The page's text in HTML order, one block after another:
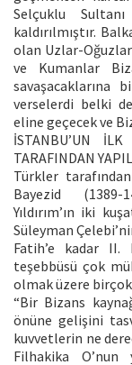
Selçuklu
kaldırılmıştır.
olan Uzlar-
ve Kumanlar
savaşacaklarına
verselerdi belki
eline geçecek ve
İSTANBU’UN
TARAFINDAN
Türkler
Bayezid (1389-
Yıldırım’ın iki
Süleyman
Fatih’e kadar
teşebbüsü çok
olmak üzere birçok
“Bir Bizans
önüne gelişini
kuvvetlerin ne
Filhakika O’nun